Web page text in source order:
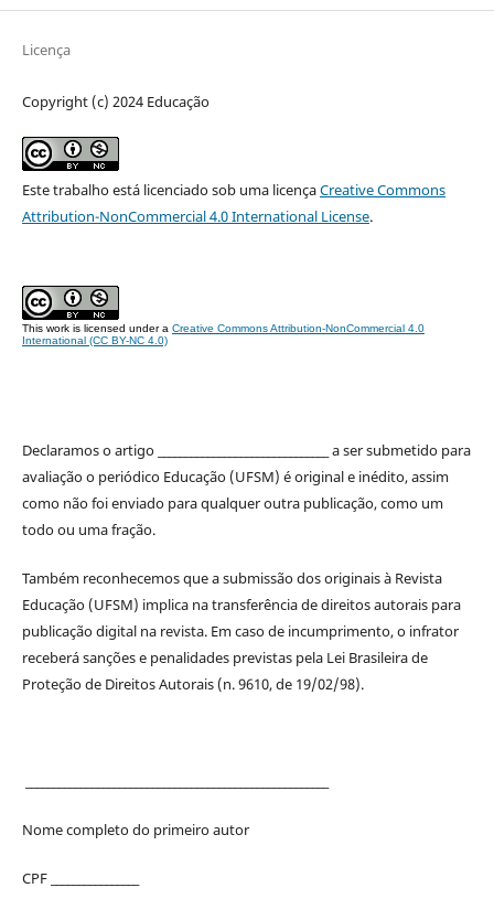
Licença
Copyright (c) 2024 Educação
Este trabalho está licenciado sob uma licençaCreative Commons
Attribution-NonCommercial 4.0 International License.
This work is licensed under a Creative Commons Attribution-NonCommercial 4.0
International (CC BY-NC 4.0)
Declaramos o artigo _______________________________ a ser submetido para
avaliação o periódico Educação (UFSM) é original e inédito, assim
como não foi enviado para qualquer outra publicação, como um
todo ou uma fração.
Também reconhecemos que a submissão dos originais à Revista
Educação (UFSM) implica na transferência de direitos autorais para
publicação digital na revista. Em caso de incumprimento, o infrator
receberá sanções e penalidades previstas pela Lei Brasileira de
Proteção de Direitos Autorais (n. 9610, de 19/02/98).
Nome completo do primeiro autor
CPF ________________